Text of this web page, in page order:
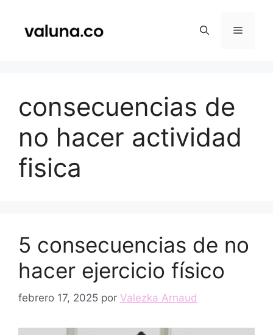
contenido
Menú
consecuencias de
no hacer actividad
fisica
5 consecuencias de no
hacer ejercicio físico
febrero 17, 2025 por Valezka Arnaud